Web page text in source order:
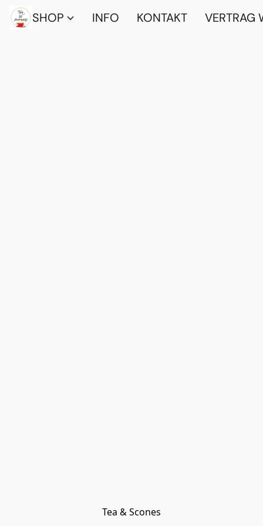
SHOP INFO KONTAKT VERTRAG
Tea & Scones